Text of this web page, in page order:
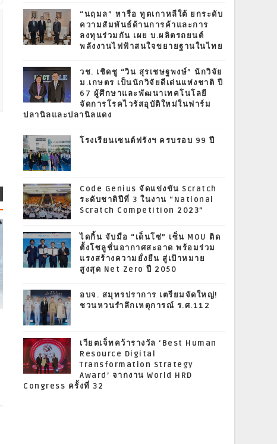
“นฤมล” หารือ ทูตเกาหลีใต้ ยกระดับ
ความสัมพันธ์ด้านการค้าและการ
ลงทุนร่วมกัน เผย บ.ผลิตรถยนต์
พลังงานไฟฟ้าสนใจขยายฐานในไทย
วช. เชิดชู “วิน สุรเชษฐพงษ์” นักวิจัย
ม.เกษตร เป็นนักวิจัยดีเด่นแห่งชาติ ปี
67 ผู้ศึกษาและพัฒนาเทคโนโลยี
จัดการโรคไวรัสอุบัติใหม่ในฟาร์ม
ปลานิลและปลานิลแดง
โรงเรียนเซนต์ฟรังฯ ครบรอบ 99 ปี
Code Genius จัดแข่งขัน Scratch
ระดับชาติปีที่ 3 ในงาน “National
Scratch Competition 2023”
ไดกิ้น จับมือ “เด็นโซ่” เซ็น MOU ติด
ตั้งโซลูชั่นอากาศสะอาด พร้อมร่วม
แรงสร้างความยั่งยืน สู่เป้าหมาย
สูงสุด Net Zero ปี 2050
อบจ. สมุทรปราการ เตรียมจัดใหญ่!
ชวนหวนรำลึกเหตุการณ์ ร.ศ.112
เวียตเจ็ทคว้ารางวัล ‘Best Human
Resource Digital
Transformation Strategy
Award’ จากงาน World HRD
Congress ครั้งที่ 32